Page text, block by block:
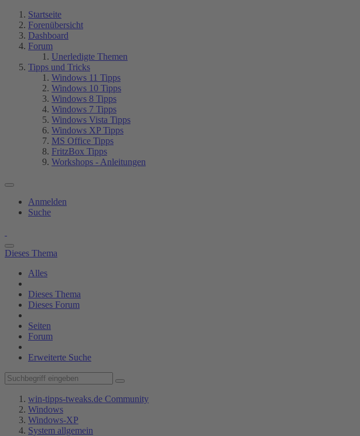
Startseite
Forenübersicht
Dashboard
Forum
Unerledigte Themen
Tipps und Tricks
Windows 11 Tipps
Windows 10 Tipps
Windows 8 Tipps
Windows 7 Tipps
Windows Vista Tipps
Windows XP Tipps
MS Office Tipps
FritzBox Tipps
Workshops - Anleitungen
Anmelden
Suche
Dieses Thema
Alles
Dieses Thema
Dieses Forum
Seiten
Forum
Erweiterte Suche
win-tipps-tweaks.de Community
Windows
Windows-XP
System allgemein